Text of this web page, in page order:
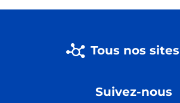
Tous nos sites
Suivez-nous